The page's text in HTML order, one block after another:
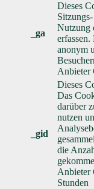
_ga
Dieses
Nutzung
anonym
Anbieter
_gid
Dieses
Das
darüber
nutzen
die
Anbieter
Stunden